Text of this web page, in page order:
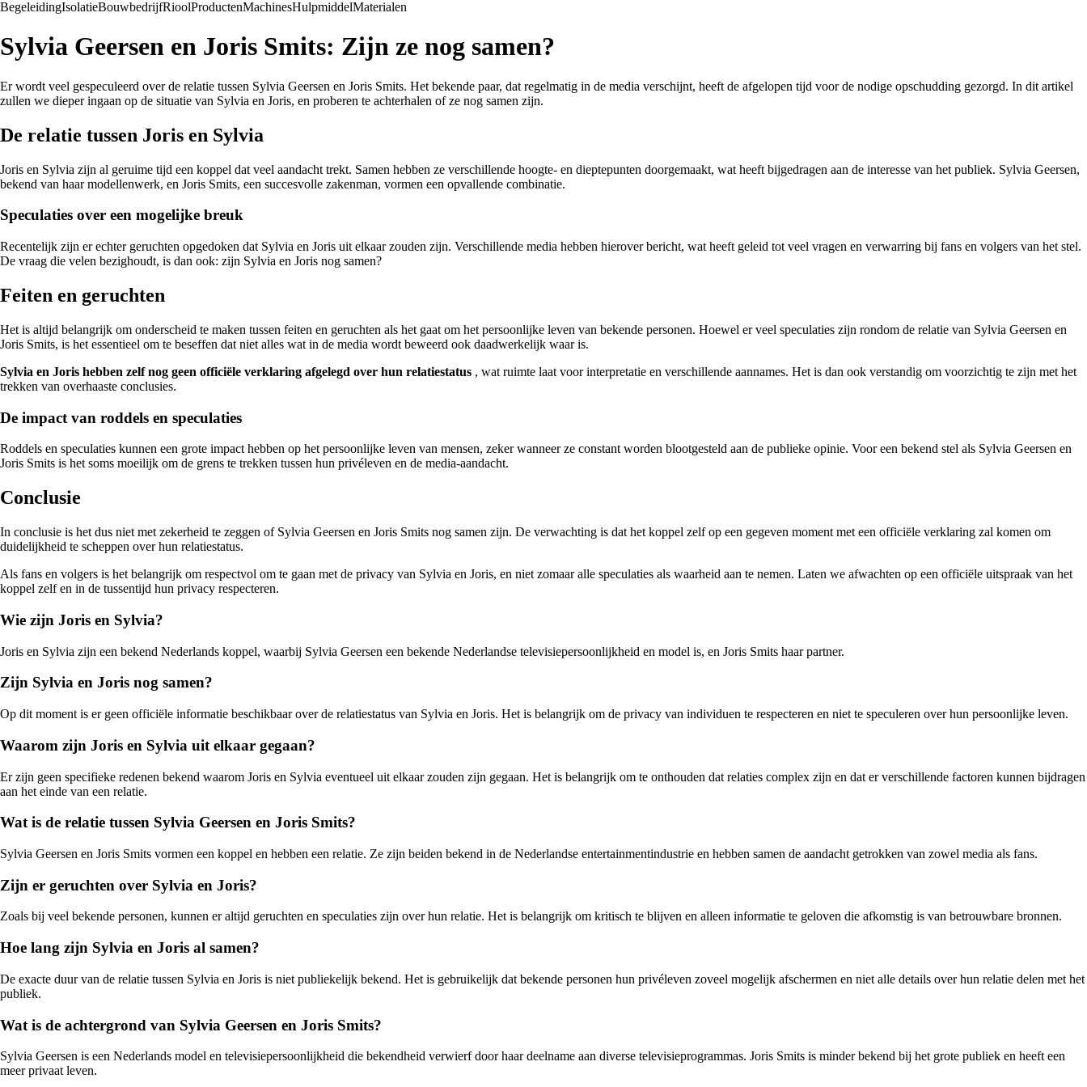
BegeleidingIsolatieBouwbedrijfRioolProductenMachinesHulpmiddelMaterialen
Sylvia Geersen en Joris Smits: Zijn ze nog samen?
Er wordt veel gespeculeerd over de relatie tussen Sylvia Geersen en Joris Smits. Het bekende paar, dat regelmatig in de media verschijnt, heeft de afgelopen tijd voor de nodige opschudding gezorgd. In dit artikel
zullen we dieper ingaan op de situatie van Sylvia en Joris, en proberen te achterhalen of ze nog samen zijn.
De relatie tussen Joris en Sylvia
Joris en Sylvia zijn al geruime tijd een koppel dat veel aandacht trekt. Samen hebben ze verschillende hoogte- en dieptepunten doorgemaakt, wat heeft bijgedragen aan de interesse van het publiek. Sylvia Geersen,
bekend van haar modellenwerk, en Joris Smits, een succesvolle zakenman, vormen een opvallende combinatie.
Speculaties over een mogelijke breuk
Recentelijk zijn er echter geruchten opgedoken dat Sylvia en Joris uit elkaar zouden zijn. Verschillende media hebben hierover bericht, wat heeft geleid tot veel vragen en verwarring bij fans en volgers van het stel.
De vraag die velen bezighoudt, is dan ook: zijn Sylvia en Joris nog samen?
Feiten en geruchten
Het is altijd belangrijk om onderscheid te maken tussen feiten en geruchten als het gaat om het persoonlijke leven van bekende personen. Hoewel er veel speculaties zijn rondom de relatie van Sylvia Geersen en
Joris Smits, is het essentieel om te beseffen dat niet alles wat in de media wordt beweerd ook daadwerkelijk waar is.
Sylvia en Joris hebben zelf nog geen officiële verklaring afgelegd over hun relatiestatus , wat ruimte laat voor interpretatie en verschillende aannames. Het is dan ook verstandig om voorzichtig te zijn met het
trekken van overhaaste conclusies.
De impact van roddels en speculaties
Roddels en speculaties kunnen een grote impact hebben op het persoonlijke leven van mensen, zeker wanneer ze constant worden blootgesteld aan de publieke opinie. Voor een bekend stel als Sylvia Geersen en
Joris Smits is het soms moeilijk om de grens te trekken tussen hun privéleven en de media-aandacht.
Conclusie
In conclusie is het dus niet met zekerheid te zeggen of Sylvia Geersen en Joris Smits nog samen zijn. De verwachting is dat het koppel zelf op een gegeven moment met een officiële verklaring zal komen om
duidelijkheid te scheppen over hun relatiestatus.
Als fans en volgers is het belangrijk om respectvol om te gaan met de privacy van Sylvia en Joris, en niet zomaar alle speculaties als waarheid aan te nemen. Laten we afwachten op een officiële uitspraak van het
koppel zelf en in de tussentijd hun privacy respecteren.
Wie zijn Joris en Sylvia?
Joris en Sylvia zijn een bekend Nederlands koppel, waarbij Sylvia Geersen een bekende Nederlandse televisiepersoonlijkheid en model is, en Joris Smits haar partner.
Zijn Sylvia en Joris nog samen?
Op dit moment is er geen officiële informatie beschikbaar over de relatiestatus van Sylvia en Joris. Het is belangrijk om de privacy van individuen te respecteren en niet te speculeren over hun persoonlijke leven.
Waarom zijn Joris en Sylvia uit elkaar gegaan?
Er zijn geen specifieke redenen bekend waarom Joris en Sylvia eventueel uit elkaar zouden zijn gegaan. Het is belangrijk om te onthouden dat relaties complex zijn en dat er verschillende factoren kunnen bijdragen
aan het einde van een relatie.
Wat is de relatie tussen Sylvia Geersen en Joris Smits?
Sylvia Geersen en Joris Smits vormen een koppel en hebben een relatie. Ze zijn beiden bekend in de Nederlandse entertainmentindustrie en hebben samen de aandacht getrokken van zowel media als fans.
Zijn er geruchten over Sylvia en Joris?
Zoals bij veel bekende personen, kunnen er altijd geruchten en speculaties zijn over hun relatie. Het is belangrijk om kritisch te blijven en alleen informatie te geloven die afkomstig is van betrouwbare bronnen.
Hoe lang zijn Sylvia en Joris al samen?
De exacte duur van de relatie tussen Sylvia en Joris is niet publiekelijk bekend. Het is gebruikelijk dat bekende personen hun privéleven zoveel mogelijk afschermen en niet alle details over hun relatie delen met het
publiek.
Wat is de achtergrond van Sylvia Geersen en Joris Smits?
Sylvia Geersen is een Nederlands model en televisiepersoonlijkheid die bekendheid verwierf door haar deelname aan diverse televisieprogrammas. Joris Smits is minder bekend bij het grote publiek en heeft een
meer privaat leven.